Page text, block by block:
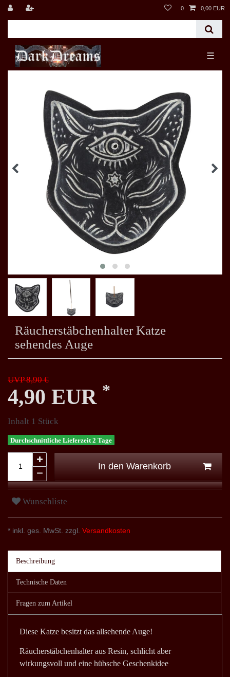
0 0,00 EUR
☰
Räucherstäbchenhalter Katze
sehendes Auge
UVP 8,90 €
4,90 EUR *
Inhalt 1 Stück
Durchschnittliche Lieferzeit 2 Tage
In den Warenkorb
Wunschliste
* inkl. ges. MwSt. zzgl. Versandkosten
Beschreibung
Technische Daten
Fragen zum Artikel
Diese Katze besitzt das allsehende Auge!
Räucherstäbchenhalter aus Resin, schlicht aber
wirkungsvoll und eine hübsche Geschenkidee